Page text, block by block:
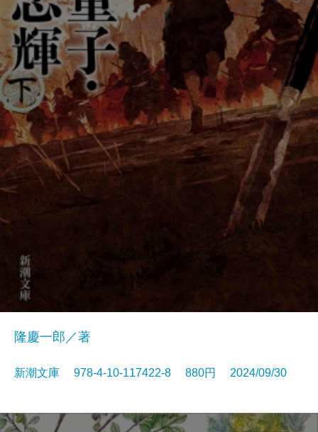
隆慶一郎／著
新潮文庫 978-4-10-117422-8 880円 2024/09/30